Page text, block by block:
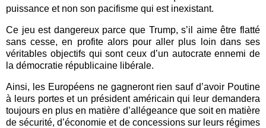
puissance et non son pacifisme qui est inexistant.
Ce jeu est dangereux parce que Trump, s’il aime être flatté
sans cesse, en profite alors pour aller plus loin dans ses
véritables objectifs qui sont ceux d’un autocrate ennemi de
la démocratie républicaine libérale.
Ainsi, les Européens ne gagneront rien sauf d’avoir Poutine
à leurs portes et un président américain qui leur demandera
toujours en plus en matière d’allégeance que soit en matière
de sécurité, d’économie et de concessions sur leurs régimes